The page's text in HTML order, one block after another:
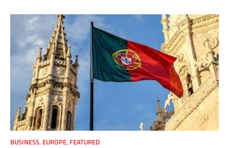
BUSINESS, EUROPE, FEATURED